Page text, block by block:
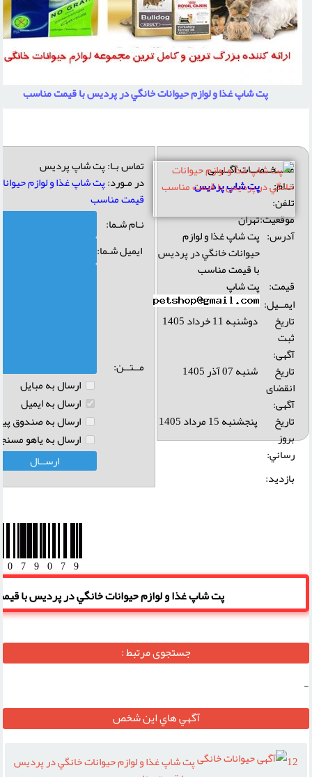
پت شاپ غذا و لوازم حيوانات خانگي در پرديس با قيمت مناسب
مشــخــصــات آگــهــی
نــام:
پت شاپ پردیس
تلفن:
موقعیت:تهران
آدرس: پت شاپ غذا و لوازم
حيوانات خانگي در پرديس
با قیمت مناسب
قیمت: پت شاپ
ایمــیل:
تاریخ
ثبت
آگهی:
دوشنبه 11 خرداد 1405
تاریخ
انقضای
آگهی:
شنبه 07 آذر 1405
تاريخ
بروز
رساني:
پنجشنبه 15 مرداد 1405
بازديد:
تماس بـا: پت شاپ پردیس
در مـورد:پت شاپ غذا و لوازم
قيمت مناسب
نـام شـما:
ایمیل شـما:
مــتــن:
ارسال به مبايل
ارسال به ايميل
ارسال به صندوق
ارسال به ياهو
پت شاپ غذا و لوازم حيوانات خانگي در پرديس با
جستجوی مرتبط :
-
آگهي هاي اين شخص
12
پت شاپ غذا و لوازم حيوانات خانگي در پرديس